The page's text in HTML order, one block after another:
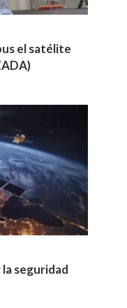
el satélite
seguridad